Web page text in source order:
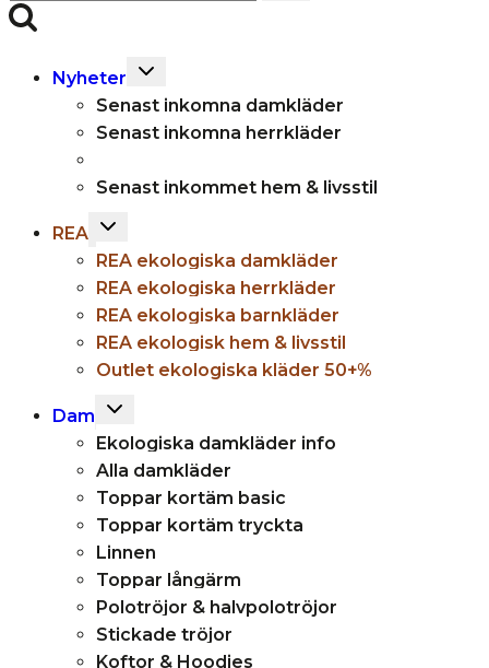
efter:
Nyheter
Toggle
child
menu
Senast inkomna damkläder
Senast inkomna herrkläder
Senast inkommet hem & livsstil
REA Toggle
menu
REA ekologiska damkläder
REA ekologiska herrkläder
REA ekologiska barnkläder
REA ekologisk hem & livsstil
Outlet ekologiska kläder 50+%
Dam
Toggle
menu
Ekologiska damkläder info
Alla damkläder
Toppar kortäm basic
Toppar kortäm tryckta
Linnen
Toppar långärm
Polotröjor & halvpolotröjor
Stickade tröjor
Koftor & Hoodies